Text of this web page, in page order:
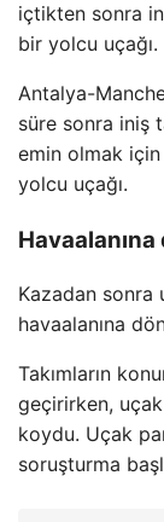
içtikten sonra
bir yolcu uçağı.
Antalya-
süre sonra iniş
emin olmak
yolcu uçağı.
Kazadan
havaalanına
Takımların
geçirirken,
koydu. Uçak
soruşturma